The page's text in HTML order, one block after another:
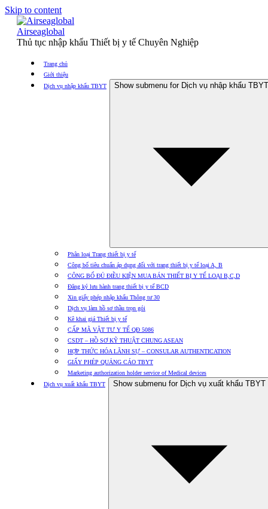
Skip to content
Airseaglobal
Thủ tục nhập khẩu Thiết bị y tế Chuyên Nghiệp
Trang chủ
Giới thiệu
Dịch vụ nhập khẩu TBYT
Show submenu for Dịch vụ nhập khẩu TBYT
Phân loại Trang thiết bị y tế
Công bố tiêu chuẩn áp dụng đối với trang thiết bị y tế loại A, B
CÔNG BỐ ĐỦ ĐIỀU KIỆN MUA BÁN THIẾT BỊ Y TẾ LOẠI B,C,D
Đăng ký lưu hành trang thiết bị y tế BCD
Xin giấy phép nhập khẩu Thông tư 30
Dịch vụ làm hồ sơ thầu trọn gói
Kê khai giá Thiết bị y tế
CẤP MÃ VẬT TƯ Y TẾ QĐ 5086
CSDT – HỒ SƠ KỸ THUẬT CHUNG ASEAN
HỢP THỨC HÓA LÃNH SỰ – CONSULAR AUTHENTICATION
GIẤY PHÉP QUẢNG CÁO TBYT
Marketing authorization holder service of Medical devices
Dịch vụ xuất khẩu TBYT
Show submenu for Dịch vụ xuất khẩu TBYT